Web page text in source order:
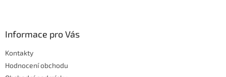
Informace pro Vás
Kontakty
Hodnocení obchodu